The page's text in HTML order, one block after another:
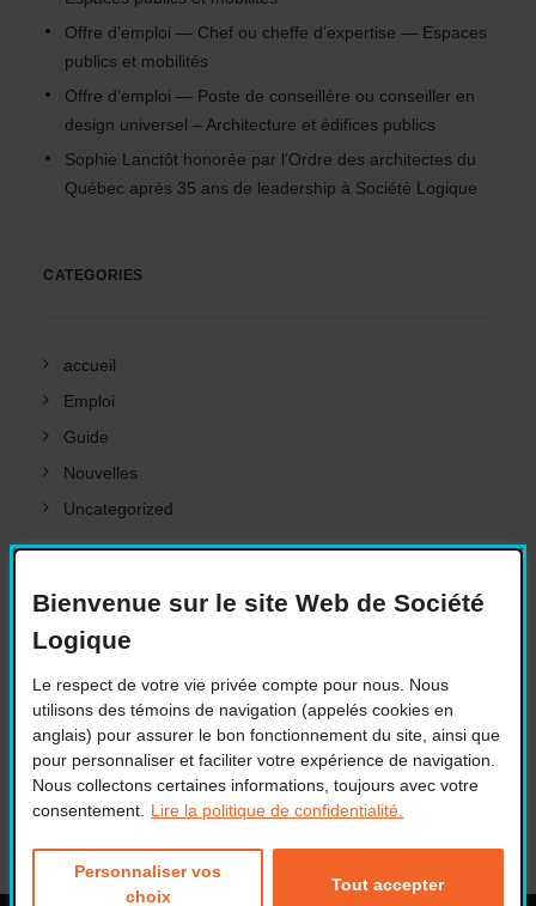
Bienvenue sur le site Web de Société
Logique
Le respect de votre vie privée compte pour nous. Nous
utilisons des témoins de navigation (appelés cookies en
anglais) pour assurer le bon fonctionnement du site, ainsi que
pour personnaliser et faciliter votre expérience de navigation.
Nous collectons certaines informations, toujours avec votre
consentement.
Lire la politique de confidentialité.
Personnaliser vos
choix
Tout accepter
Offre d’emploi — Chef ou cheffe d’expertise — Espaces
publics et mobilités
Offre d’emploi — Poste de conseillère ou conseiller en
design universel – Architecture et édifices publics
Sophie Lanctôt honorée par l’Ordre des architectes du
Québec après 35 ans de leadership à Société Logique
CATEGORIES
accueil
Emploi
Guide
Nouvelles
Uncategorized
META
Connexion
Flux des publications
Flux des commentaires
Site de WordPress-FR